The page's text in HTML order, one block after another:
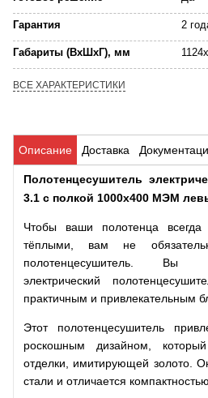
Гарантия 2
Габариты (ВхШхГ), мм
ВСЕ ХАРАКТЕРИСТИКИ
Описание Доставка
Полотенцесушитель
3.1 с полкой 1000x400 МЭМ
Чтобы ваши полотенца всегда
тёплыми, вам не
полотенцесушитель. Вы
электрический
практичным и привлекательным
Этот полотенцесушитель
роскошным дизайном,
отделки, имитирующей золото.
стали и отличается